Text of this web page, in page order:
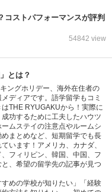
コストパフォーマンスが評判
54842 view
とは？
ングホリデー、海外在住者の
ディアです。語学留学もコミ
THE RYUGAKUから！実際に
功するために工夫したハウツ
ムステイの注意点やルームシ
まとめなど、短期留学でも長
います！アメリカ、カナダ、
フィリピン、韓国、中国、フ
、希望の留学先の記事が見つ
めの学校が知りたい」「経験